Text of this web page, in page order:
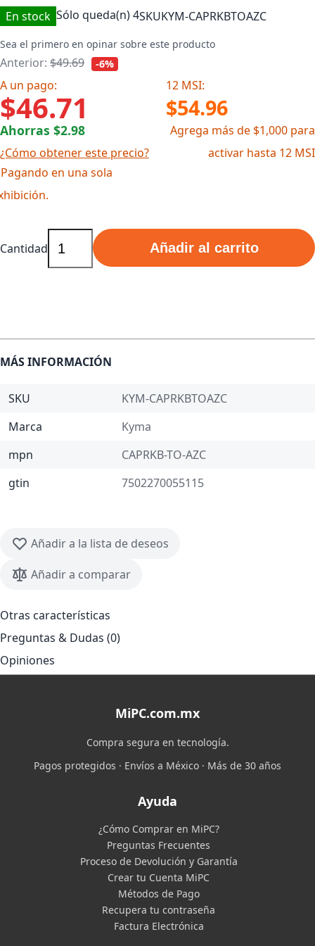
En stock Sólo queda(n)4SKUKYM-CAPRKBTOAZC
Sea el primero en opinar sobre este producto
Anterior: $49.69 -6%
A un pago: 12 MSI:
$46.71 $54.96
Ahorras $2.98
¿Cómo obtener este precio?
en una sola
Agrega más de $1,000 para
activar hasta 12 MSI
Cantidad Añadir al carrito
MÁS INFORMACIÓN
SKU
KYM-CAPRKBTOAZC
Marca
Kyma
mpn
CAPRKB-TO-AZC
gtin
7502270055115
Añadir a la lista de deseos
Añadir a comparar
Otras características
Preguntas & Dudas (0)
Opiniones
MiPC.com.mx
Compra segura en tecnología.
Pagos protegidos · Envíos a México · Más de 30 años
Ayuda
¿Cómo Comprar en MiPC?
Preguntas Frecuentes
Proceso de Devolución y Garantía
Crear tu Cuenta MiPC
Métodos de Pago
Recupera tu contraseña
Factura Electrónica